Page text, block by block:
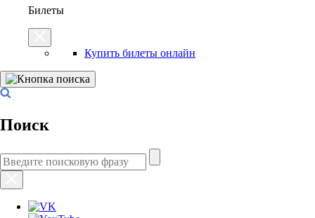
Билеты
Купить билеты онлайн
Поиск